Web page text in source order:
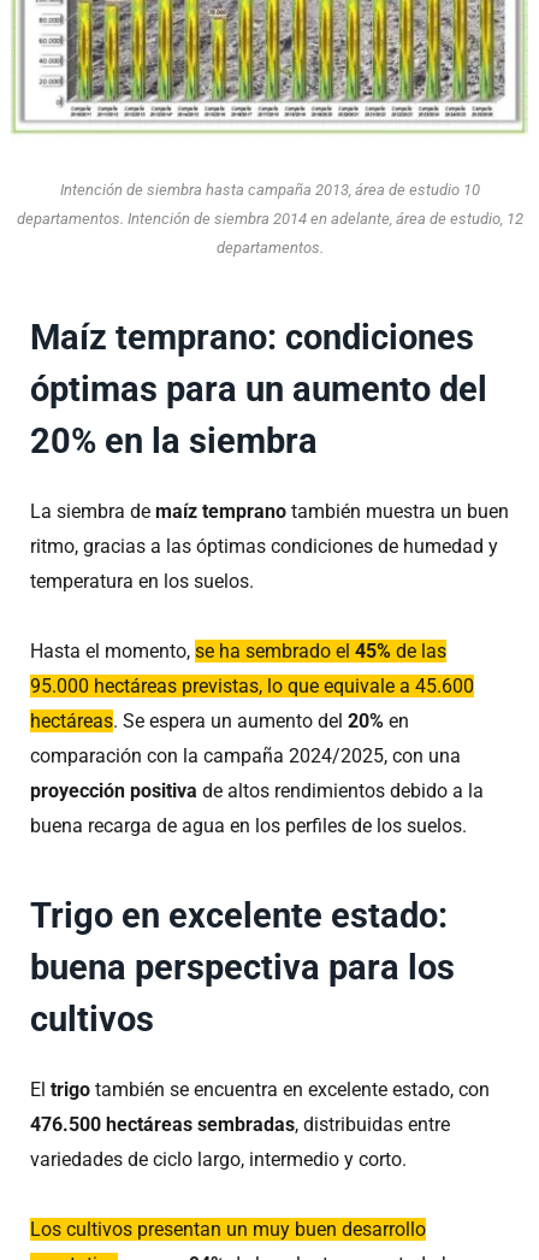
Intención de siembra hasta campaña 2013, área de estudio 10
departamentos. Intención de siembra 2014 en adelante, área de estudio, 12
departamentos.
Maíz temprano: condiciones
óptimas para un aumento del
20% en la siembra
La siembra de maíz temprano también muestra un buen
ritmo, gracias a las óptimas condiciones de humedad y
temperatura en los suelos.
Hasta el momento, se ha sembrado el 45% de las
95.000 hectáreas previstas, lo que equivale a 45.600
hectáreas. Se espera un aumento del 20% en
comparación con la campaña 2024/2025, con una
proyección positiva de altos rendimientos debido a la
buena recarga de agua en los perfiles de los suelos.
Trigo en excelente estado:
buena perspectiva para los
cultivos
El trigo también se encuentra en excelente estado, con
476.500 hectáreas sembradas, distribuidas entre
variedades de ciclo largo, intermedio y corto.
Los cultivos presentan un muy buen desarrollo